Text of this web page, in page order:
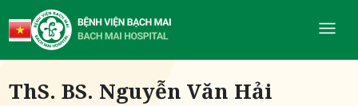
ThS. BS. Nguyễn Văn Hải